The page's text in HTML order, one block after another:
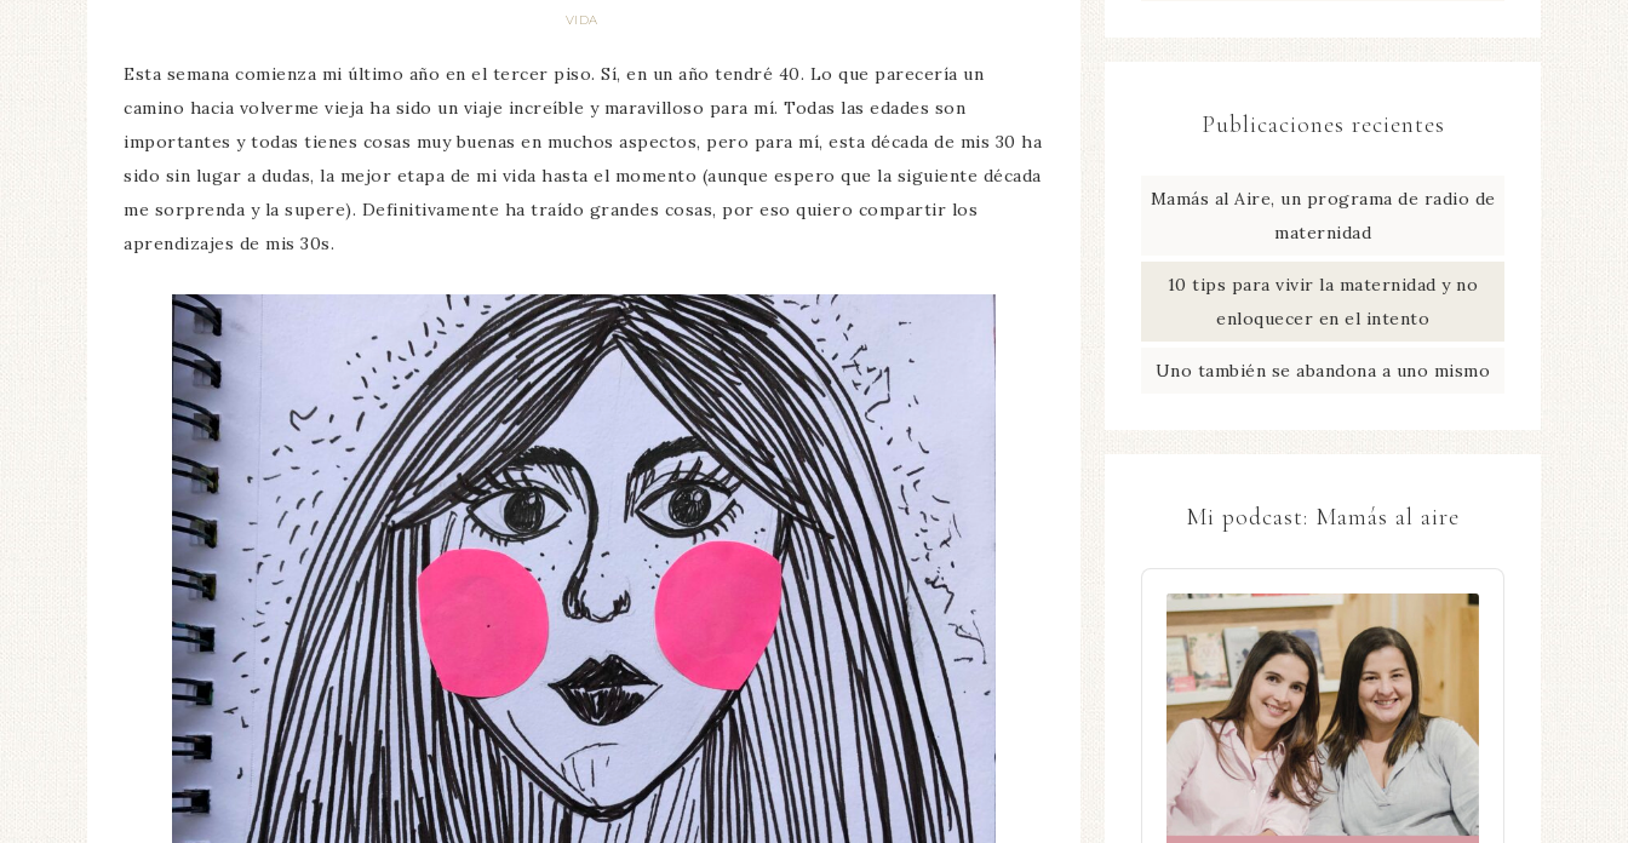
VIDA
Esta semana comienza mi último año en el tercer piso. Sí, en un año tendré 40. Lo que parecería un
camino hacia volverme vieja ha sido un viaje increíble y maravilloso para mí. Todas las edades son
importantes y todas tienes cosas muy buenas en muchos aspectos, pero para mí, esta década de mis 30 ha
sido sin lugar a dudas, la mejor etapa de mi vida hasta el momento (aunque espero que la siguiente década
me sorprenda y la supere). Definitivamente ha traído grandes cosas, por eso quiero compartir los
aprendizajes de mis 30s.
Publicaciones recientes
Mamás al Aire, un programa de radio de
maternidad
10 tips para vivir la maternidad y no
enloquecer en el intento
Uno también se abandona a uno mismo
Mi podcast: Mamás al aire
Audio
Player